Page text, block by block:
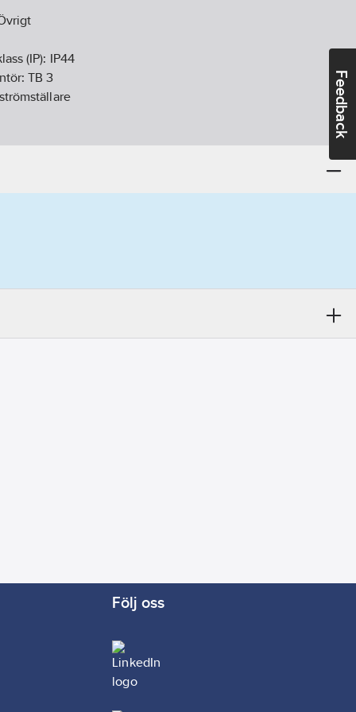
Feedback
(IP): IP44
TB 3
Följ oss